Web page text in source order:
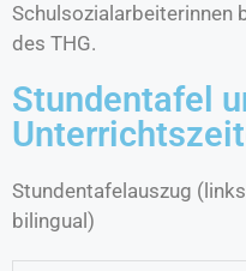
Schulsozialarbeiterinnen
des THG.
Stundentafel
Stundentafelauszug
bilingual)